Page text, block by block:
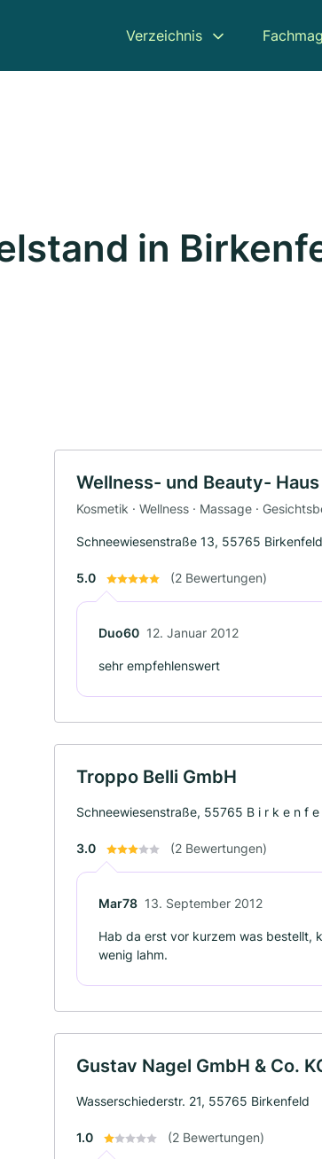
Verzeichnis
in
Wellness- und Beauty-
Kosmetik · Wellness · Massage ·
Schneewiesenstraße 13, 55765 Birkenfeld
5.0 (2 Bewertungen)
Duo60 12. Januar 2012
sehr empfehlenswert
Troppo Belli GmbH
Schneewiesenstraße, 55765 B i r k e n f e
3.0 (2 Bewertungen)
Mar78 13. September 2012
Hab da erst vor kurzem was bestellt,
wenig lahm.
Gustav Nagel GmbH & Co.
Wasserschiederstr. 21, 55765 Birkenfeld
1.0 (2 Bewertungen)